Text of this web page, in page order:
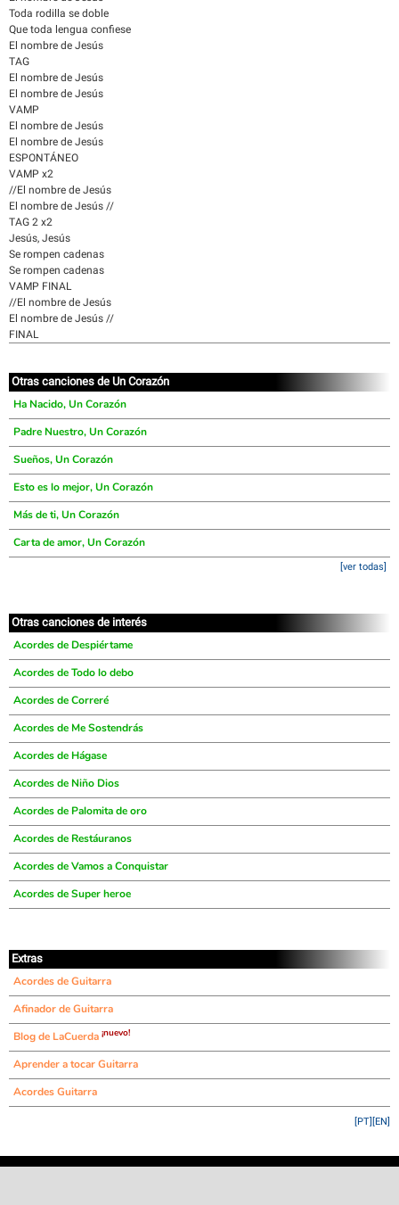
Toda rodilla se doble
Que toda lengua confiese
El nombre de Jesús
TAG
El nombre de Jesús
El nombre de Jesús
VAMP
El nombre de Jesús
El nombre de Jesús
ESPONTÁNEO
VAMP x2
//El nombre de Jesús
El nombre de Jesús //
TAG 2 x2
Jesús, Jesús
Se rompen cadenas
Se rompen cadenas
VAMP FINAL
//El nombre de Jesús
El nombre de Jesús //
FINAL
Otras canciones de Un Corazón
Ha Nacido, Un Corazón
Padre Nuestro, Un Corazón
Sueños, Un Corazón
Esto es lo mejor, Un Corazón
Más de ti, Un Corazón
Carta de amor, Un Corazón
[ver todas]
Otras canciones de interés
Acordes de Despiértame
Acordes de Todo lo debo
Acordes de Correré
Acordes de Me Sostendrás
Acordes de Hágase
Acordes de Niño Dios
Acordes de Palomita de oro
Acordes de Restáuranos
Acordes de Vamos a Conquistar
Acordes de Super heroe
Extras
Acordes de Guitarra
Afinador de Guitarra
Blog de LaCuerda ¡nuevo!
Aprender a tocar Guitarra
Acordes Guitarra
[EN]
[PT]